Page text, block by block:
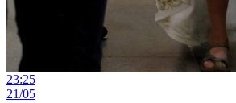
23:25
21/05